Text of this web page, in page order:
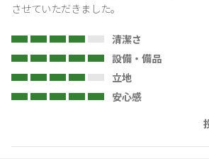
させていただきました。
清潔さ
設備・備品
立地
安心感